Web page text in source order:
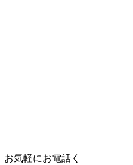
お気軽にお電話く